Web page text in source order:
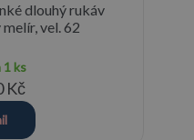
dlouhý rukáv
vel. 62
1 ks
Kč